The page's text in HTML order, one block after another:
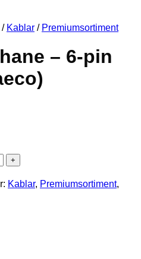
/ Kablar / Premiumsortiment
– 6-pin
Kablar, Premiumsortiment,